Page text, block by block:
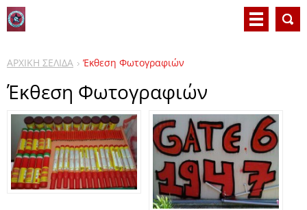
ΑΡΧΙΚΗ ΣΕΛΙΔΑ Έκθεση Φωτογραφιών
Έκθεση Φωτογραφιών